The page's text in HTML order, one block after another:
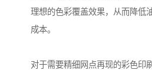
理想的色彩覆盖效果，从而降低
成本。
对于需要精细网点再现的彩色印